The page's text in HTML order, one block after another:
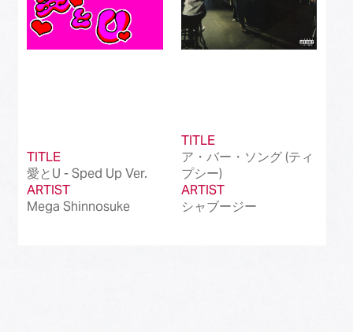
TITLE
愛とU - Sped Up Ver.
ARTIST
Mega Shinnosuke
TITLE
ア・バー・ソング (ティ
プシー)
ARTIST
シャブージー